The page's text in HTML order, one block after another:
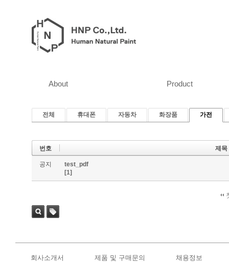
About Product
전체 휴대폰 자동차 화장품 가전
번호 제목
공지
test_pdf
[1]
회사소개서 제품 및 구매문의 채용정보